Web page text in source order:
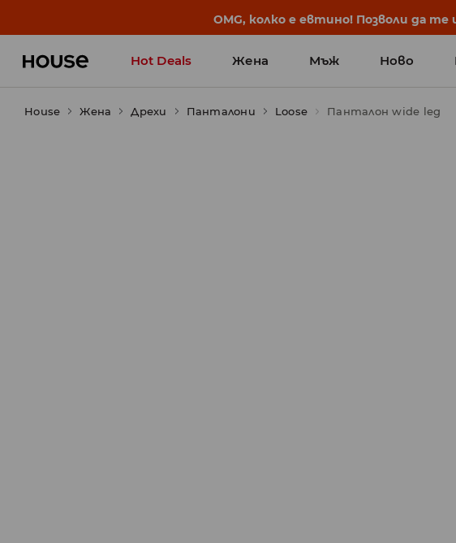
📒Най-добрите истории започват
Hot Deals Жена Мъж Ново
House Жена Дрехи Панталони Loose Панталон wide leg